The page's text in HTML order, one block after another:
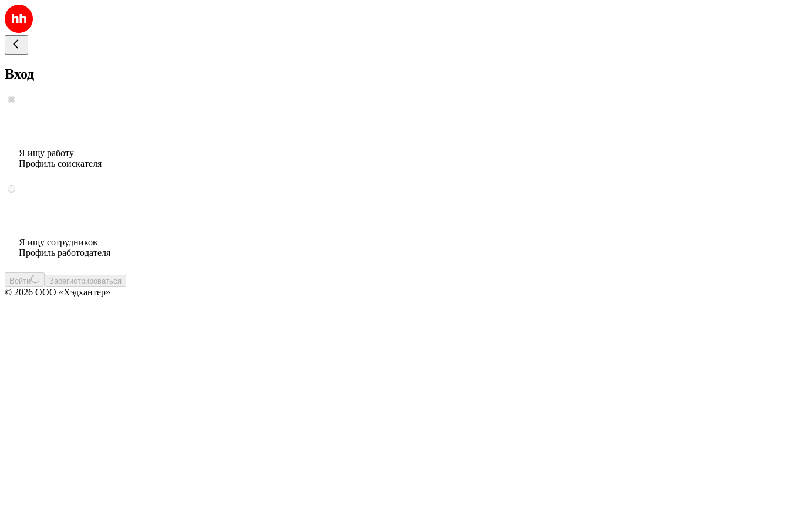
Вход
Я ищу работу
Профиль соискателя
Я ищу сотрудников
Профиль работодателя
Войти Зарегистрироваться
© 2026 ООО «Хэдхантер»